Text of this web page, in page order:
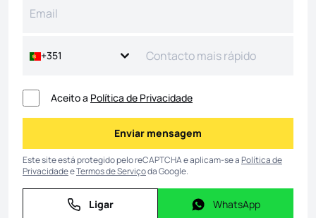
+351
Aceito a Política de Privacidade
Enviar mensagem
Enviar mensagem
Este site está protegido pelo reCAPTCHA e aplicam-se aPolítica de
PrivacidadeeTermos de Serviçoda Google.
Ligar
Ligar WhatsApp
WhatsApp